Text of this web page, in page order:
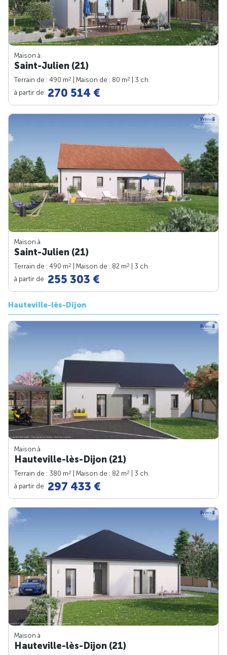
Maison à
Saint-Julien (21)
Terrain de : 490 m2 | Maison de : 80 m2
| 3 ch.
à partir de 270 514 €
Maison à
Saint-Julien (21)
Terrain de : 490 m2 | Maison de : 82 m2
| 3 ch.
à partir de 255 303 €
Hauteville-lès-Dijon
Maison à
Hauteville-lès-Dijon (21)
Terrain de : 380 m2 | Maison de : 82 m2
| 3 ch.
à partir de 297 433 €
Maison à
Hauteville-lès-Dijon (21)